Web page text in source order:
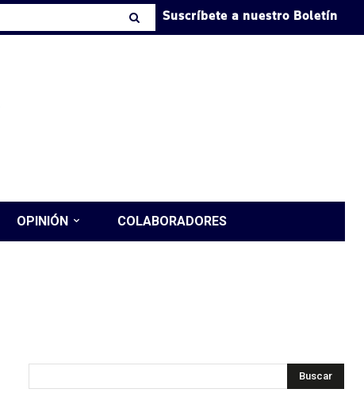
Suscríbete a nuestro Boletín
OPINIÓN COLABORADORES
Buscar